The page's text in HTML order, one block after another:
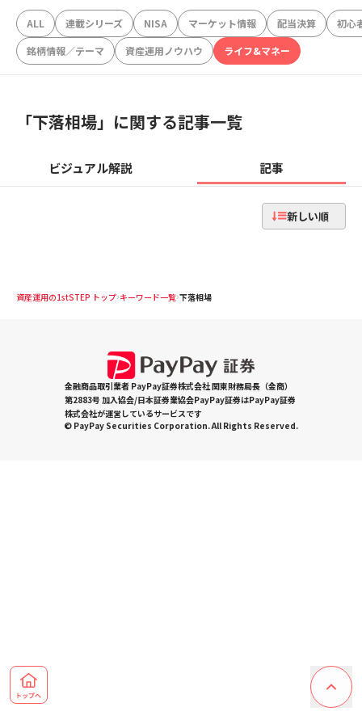
ALL 連載シリーズ NISA マーケット情報 配当決算
初心
銘柄情報／テーマ
資産運用ノウハウ ライフ&マネー
「下落相場」に関する記事一覧
ビジュアル解説 記事
新しい順
資産運用の1stSTEP トップ キーワード一覧 下落相場
金融商品取引業者 PayPay証券株式会社 関東財務局長（金商）
第2883号 加入協会/日本証券業協会PayPay証券はPayPay証券
株式会社が運営しているサービスです
© PayPay Securities Corporation. All Rights Reserved.